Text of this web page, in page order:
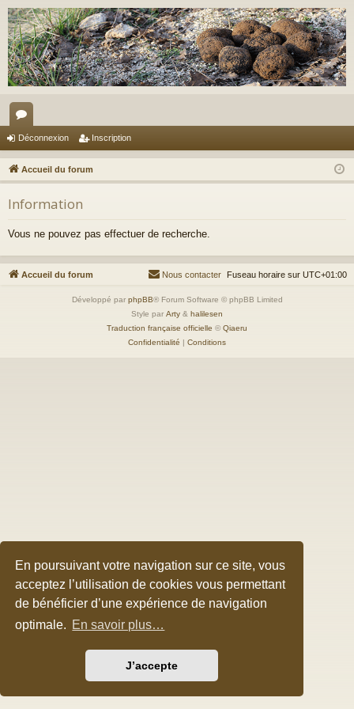
En poursuivant votre navigation sur ce site, vous
acceptez l’utilisation de cookies vous permettant
de bénéficier d’une expérience de navigation
optimale. En savoir plus…
J’accepte
or
u
m
s
Déconnexion Inscription
Accueil du forum
Information
Vous ne pouvez pas effectuer de recherche.
Accueil du forum Fuseau horaire sur UTC+01:00
Nous contacter
Développé par phpBB® Forum Software © phpBB Limited
Style par Arty & halilesen
Traduction française officielle © Qiaeru
Confidentialité | Conditions